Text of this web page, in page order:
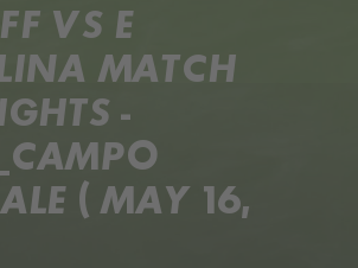
VS E
MATCH
-
( MAY 16,